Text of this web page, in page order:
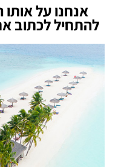
אנחנו על אותו
להתחיל לכתוב